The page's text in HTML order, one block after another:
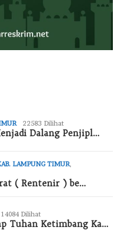
22583 Dilihat
Dalang Penjipl…
LAMPUNG TIMUR
( Rentenir ) be…
14084 Dilihat
Tuhan Ketimbang Ka…